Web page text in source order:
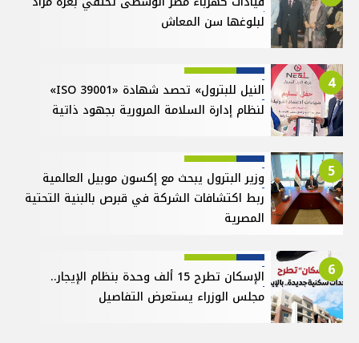
لبلوغها سن المعاش
4
النيل للبترول» تحصد شهادة «ISO 39001»
لنظام إدارة السلامة المرورية بجهود ذاتية
5
وزير البترول يبحث مع إكسون موبيل العالمية
ربط اكتشافات الشركة في قبرص بالبنية التحتية
المصرية
6
الإسكان تطرح 15 ألف وحدة بنظام الإيجار..
مجلس الوزراء يستعرض التفاصيل